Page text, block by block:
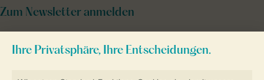
Zum Newsletter anmelden